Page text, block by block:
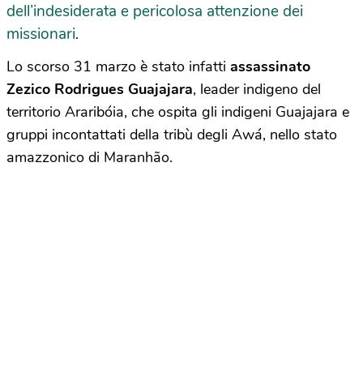
dell’indesiderata e pericolosa attenzione dei
missionari.
Lo scorso 31 marzo è stato infatti assassinato
Zezico Rodrigues Guajajara, leader indigeno del
territorio Araribóia, che ospita gli indigeni Guajajara e
gruppi incontattati della tribù degli Awá, nello stato
amazzonico di Maranhão.